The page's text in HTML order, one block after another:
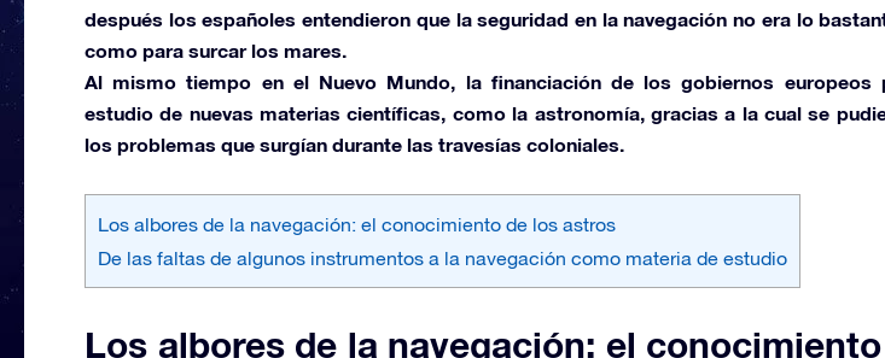
después los españoles entendieron que la seguridad en la navegación no era lo
como para surcar los mares.
Al mismo tiempo en el Nuevo Mundo, la financiación de los gobiernos europeos
estudio de nuevas materias científicas, como la astronomía, gracias a la cual se
los problemas que surgían durante las travesías coloniales.
Los albores de la navegación: el conocimiento de los astros
De las faltas de algunos instrumentos a la navegación como materia de estudio
Los albores de la navegación: el